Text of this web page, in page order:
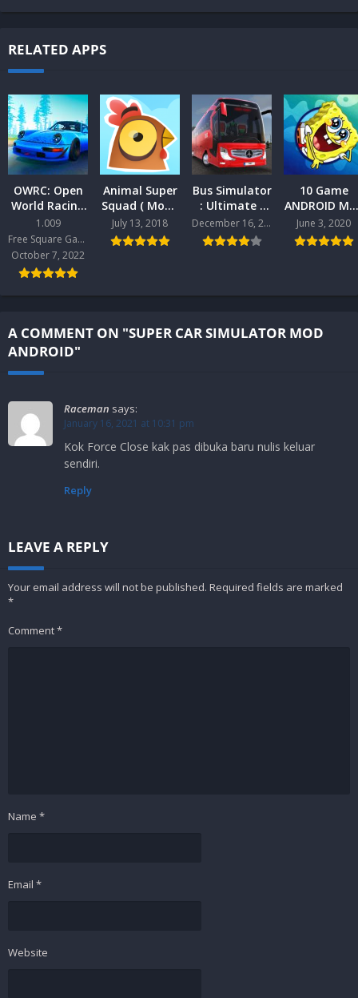
RELATED APPS
OWRC: Open
World Racing
Mod Android
1.009
Free Square Games
October 7, 2022
Animal Super
Squad ( Mod )
v.1.2.0
Android
July 13, 2018
Bus Simulator
: Ultimate (
Mod ) v.1.4.6
Android
December 16, 2020
10 Game
ANDROID
Bulan Mei
2020
June 3, 2020
A COMMENT ON "SUPER CAR SIMULATOR MOD
ANDROID"
Raceman says:
January 16, 2021 at 10:31 pm
Kok Force Close kak pas dibuka baru nulis keluar
sendiri.
Reply
LEAVE A REPLY
Your email address will not be published. Required fields are marked
*
Comment*
Name *
Email *
Website